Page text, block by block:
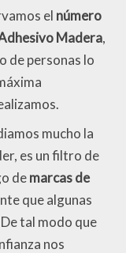
el número
Madera,
de personas lo
mucho la
es un filtro de
demarcas de
que algunas
tal modo que
nos